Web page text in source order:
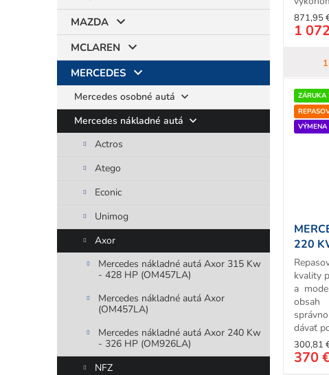
MAZDA
MCLAREN
MERCEDES
Mercedes osobné autá
Mercedes nákladné autá
Actros
Atego
Econic
Unimog
Axor
Mercedes nákladné autá Axor 315 Kw
- 428 HP (OM457LA)
Mercedes nákladné autá Axor
(OM457LA)
Mercedes nákladné autá Axor 240 Kw
- 326 HP (OM926LA)
NFZ
871,95
1
ZÁRUKA
VÝMENA
220
300,81
370
kvality
a
dávať